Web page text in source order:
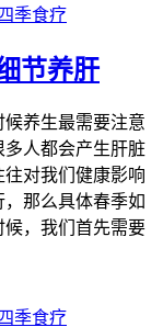
四季食疗
节养肝
养生最需要注意
人都会产生肝脏
对我们健康影响
那么具体春季如
，我们首先需要
四季食疗